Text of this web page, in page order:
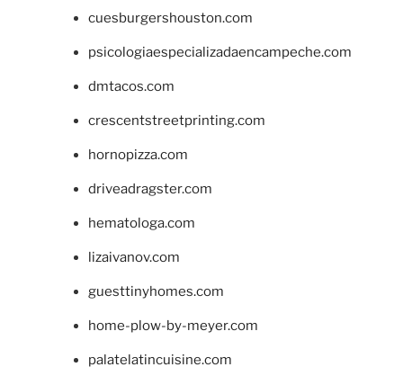
cuesburgershouston.com
psicologiaespecializadaencampeche.com
dmtacos.com
crescentstreetprinting.com
hornopizza.com
driveadragster.com
hematologa.com
lizaivanov.com
guesttinyhomes.com
home-plow-by-meyer.com
palatelatincuisine.com